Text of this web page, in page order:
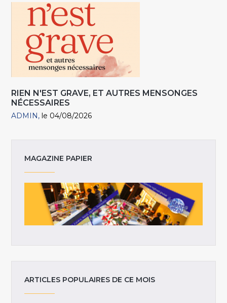
RIEN N'EST GRAVE, ET AUTRES MENSONGES
NÉCESSAIRES
ADMIN le 04/08/2026
MAGAZINE PAPIER
ARTICLES POPULAIRES DE CE MOIS